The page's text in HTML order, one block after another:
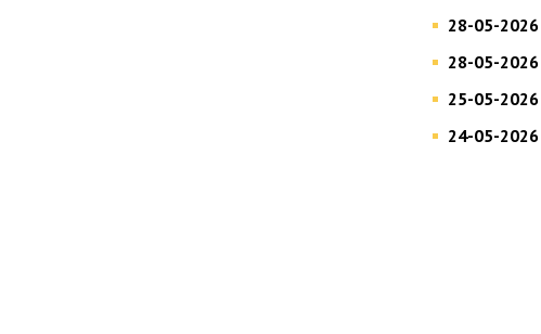
28-05-2026
28-05-2026
25-05-2026
24-05-2026